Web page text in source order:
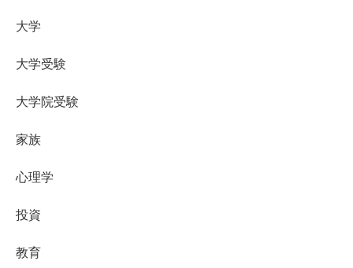
大学
大学受験
大学院受験
家族
心理学
投資
教育